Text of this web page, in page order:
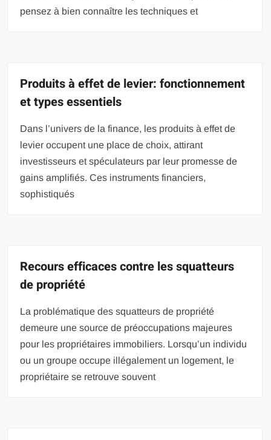
pensez à bien connaître les techniques et
Produits à effet de levier: fonctionnement
et types essentiels
Dans l’univers de la finance, les produits à effet de
levier occupent une place de choix, attirant
investisseurs et spéculateurs par leur promesse de
gains amplifiés. Ces instruments financiers,
sophistiqués
Recours efficaces contre les squatteurs
de propriété
La problématique des squatteurs de propriété
demeure une source de préoccupations majeures
pour les propriétaires immobiliers. Lorsqu’un individu
ou un groupe occupe illégalement un logement, le
propriétaire se retrouve souvent